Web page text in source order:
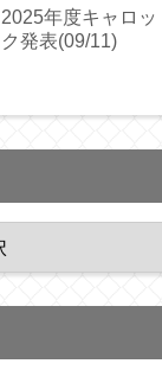
2025年度キャロ
ク発表(09/11)